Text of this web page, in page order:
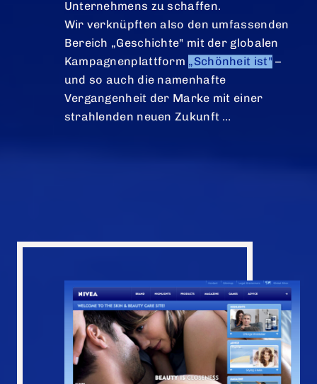
Unternehmens zu schaffen.
Wir verknüpften also den umfassenden
Bereich „Geschichte" mit der globalen
Kampagnenplattform „Schönheit ist" –
und so auch die namenhafte
Vergangenheit der Marke mit einer
strahlenden neuen Zukunft …